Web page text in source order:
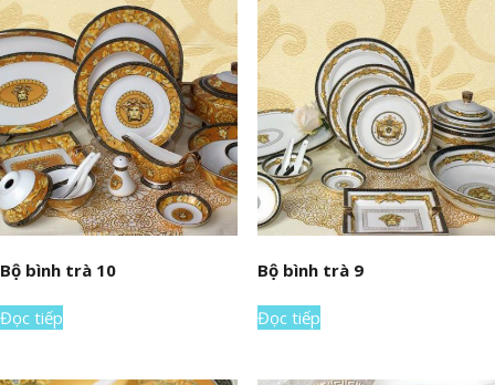
Bộ bình trà 10
Đọc tiếp
Bộ bình trà 9
Đọc tiếp